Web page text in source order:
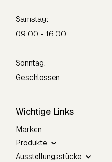
Samstag:
09:00 - 16:00
Sonntag:
Geschlossen
Wichtige Links
Marken
Produkte
Ausstellungsstücke